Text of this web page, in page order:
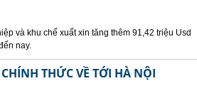
và khu chế xuất xin tăng thêm 91,42 triệu Usd
nay.
THỨC VỀ TỚI HÀ NỘI